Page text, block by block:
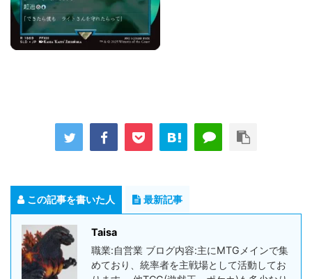
この記事を書いた人 最新記事
Taisa
職業:自営業 ブログ内容:主にMTGメインで集
めており、統率者を主戦場として活動してお